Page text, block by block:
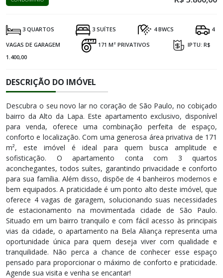
3 QUARTOS 3 SUÍTES 4 BWCS 4
VAGAS DE GARAGEM 171 M² PRIVATIVOS
IPTU: R$
1.400,00
DESCRIÇÃO DO IMÓVEL
Descubra o seu novo lar no coração de São Paulo, no cobiçado
bairro da Alto da Lapa. Este apartamento exclusivo, disponível
para venda, oferece uma combinação perfeita de espaço,
conforto e localização. Com uma generosa área privativa de 171
m², este imóvel é ideal para quem busca amplitude e
sofisticação. O apartamento conta com 3 quartos
aconchegantes, todos suítes, garantindo privacidade e conforto
para sua família. Além disso, dispõe de 4 banheiros modernos e
bem equipados. A praticidade é um ponto alto deste imóvel, que
oferece 4 vagas de garagem, solucionando suas necessidades
de estacionamento na movimentada cidade de São Paulo.
Situado em um bairro tranquilo e com fácil acesso às principais
vias da cidade, o apartamento na Bela Aliança representa uma
oportunidade única para quem deseja viver com qualidade e
tranquilidade. Não perca a chance de conhecer esse espaço
pensado para proporcionar o máximo de conforto e praticidade.
Agende sua visita e venha se encantar!